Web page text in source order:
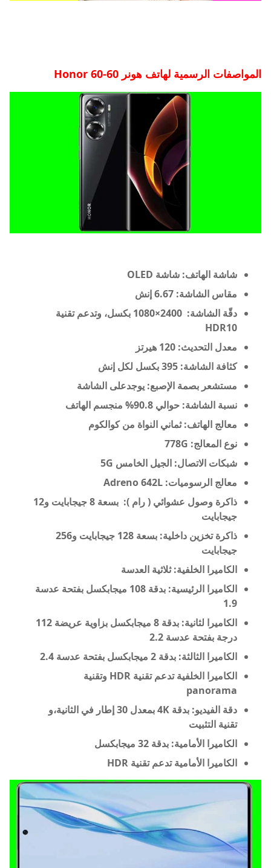
المواصفات الرسمية لهاتف هونر 60- Honor 60
شاشة الهاتف: شاشة OLED
مقاس الشاشة: 6.67 إنش
دقّة الشاشة: 2400×1080 بكسل، وتدعم تقنية
HDR10
معدل التحديث: 120 هيرتز
كثافة الشاشة: 395 بكسل لكل إنش
مستشعر بصمة الإصبع: يوجدعلى الشاشة
نسبة الشاشة: حوالي 90.8% منجسم الهاتف
معالج الهاتف: ثماني النواة من كوالكوم
نوع المعالج: 778G
شبكات الاتصال: الجيل الخامس 5G
معالج الرسوميات: Adreno 642L
ذاكرة وصول عشوائي ( رام ): بسعة 8 جيجابايت و12
جيجابايت
ذاكرة تخزين داخلية: بسعة 128 جيجابايت و256
جيجابايت
الكاميرا الخلفية: ثلاثية العدسة
الكاميرا الرئيسية: بدقة 108 ميجابكسل بفتحة عدسة
1.9
الكاميرا لثانية: بدقة 8 ميجابكسل بزاوية عريضة 112
درجة بفتحة عدسة 2.2
الكاميرا الثالثة: بدقة 2 ميجابكسل بفتحة عدسة 2.4
الكاميرا الخلفية تدعم تقنية HDR وتقنية
panorama
دقة الفيديو: بدقة 4K بمعدل 30 إطار في الثانية،و
تقنية التثبيت
الكاميرا الأمامية: بدقة 32 ميجابكسل
الكاميرا الأمامية تدعم تقنية HDR